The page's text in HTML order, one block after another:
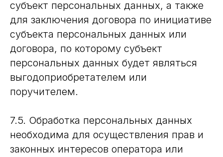
субъект персональных данных, а также
для заключения договора по инициативе
субъекта персональных данных или
договора, по которому субъект
персональных данных будет являться
выгодоприобретателем или
поручителем.
7.5. Обработка персональных данных
необходима для осуществления прав и
законных интересов оператора или